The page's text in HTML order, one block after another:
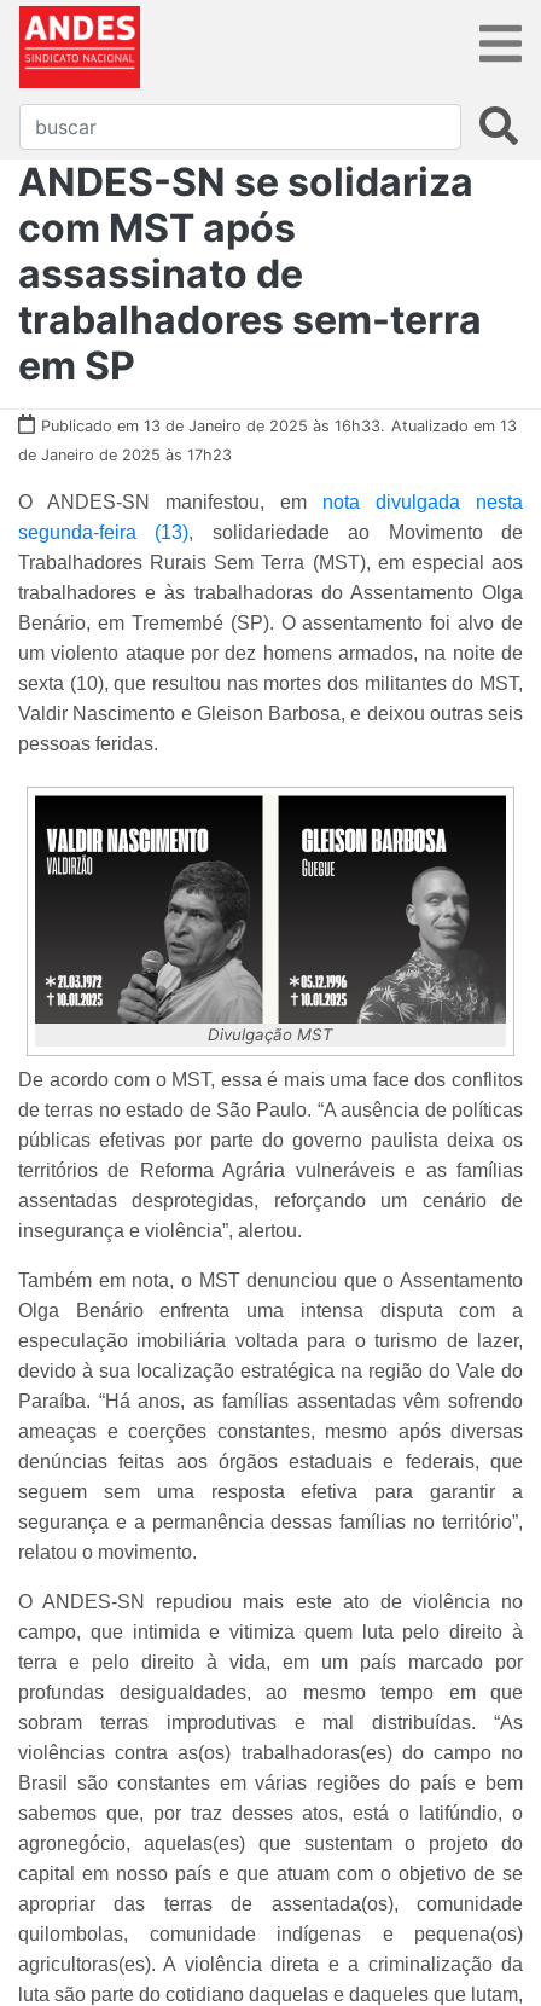
ANDES-SN se solidariza
com MST após
assassinato de
trabalhadores sem-terra
em SP
Publicado em 13 de Janeiro de 2025 às 16h33. Atualizado em 13
de Janeiro de 2025 às 17h23
O ANDES-SN manifestou, em nota divulgada nesta
segunda-feira (13), solidariedade ao Movimento de
Trabalhadores Rurais Sem Terra (MST), em especial aos
trabalhadores e às trabalhadoras do Assentamento Olga
Benário, em Tremembé (SP). O assentamento foi alvo de
um violento ataque por dez homens armados, na noite de
sexta (10), que resultou nas mortes dos militantes do MST,
Valdir Nascimento e Gleison Barbosa, e deixou outras seis
pessoas feridas.
Divulgação MST
De acordo com o MST, essa é mais uma face dos conflitos
de terras no estado de São Paulo. “A ausência de políticas
públicas efetivas por parte do governo paulista deixa os
territórios de Reforma Agrária vulneráveis e as famílias
assentadas desprotegidas, reforçando um cenário de
insegurança e violência”, alertou.
Também em nota, o MST denunciou que o Assentamento
Olga Benário enfrenta uma intensa disputa com a
especulação imobiliária voltada para o turismo de lazer,
devido à sua localização estratégica na região do Vale do
Paraíba. “Há anos, as famílias assentadas vêm sofrendo
ameaças e coerções constantes, mesmo após diversas
denúncias feitas aos órgãos estaduais e federais, que
seguem sem uma resposta efetiva para garantir a
segurança e a permanência dessas famílias no território”,
relatou o movimento.
O ANDES-SN repudiou mais este ato de violência no
campo, que intimida e vitimiza quem luta pelo direito à
terra e pelo direito à vida, em um país marcado por
profundas desigualdades, ao mesmo tempo em que
sobram terras improdutivas e mal distribuídas. “As
violências contra as(os) trabalhadoras(es) do campo no
Brasil são constantes em várias regiões do país e bem
sabemos que, por traz desses atos, está o latifúndio, o
agronegócio, aquelas(es) que sustentam o projeto do
capital em nosso país e que atuam com o objetivo de se
apropriar das terras de assentada(os), comunidade
quilombolas, comunidade indígenas e pequena(os)
agricultoras(es). A violência direta e a criminalização da
luta são parte do cotidiano daquelas e daqueles que lutam,